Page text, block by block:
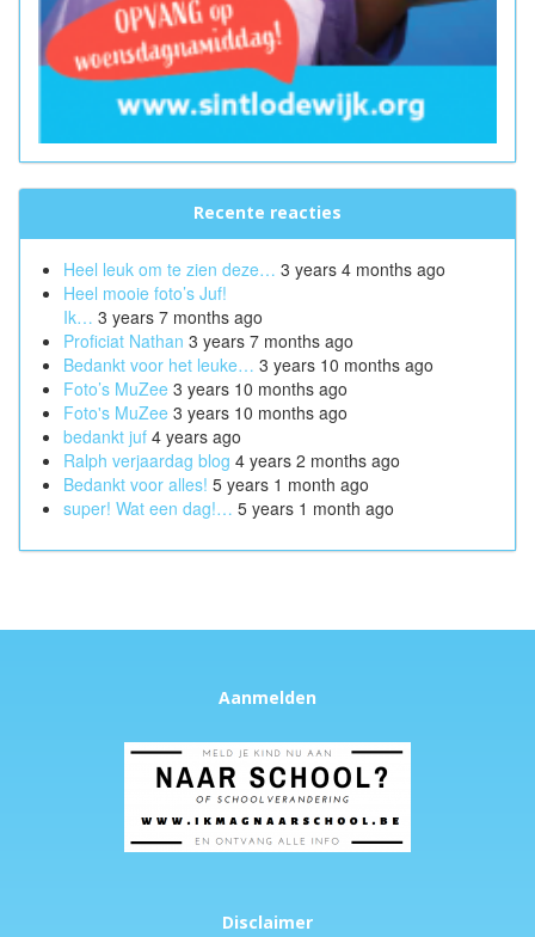
Recente reacties
Heel leuk om te zien deze… 3 years 4 months ago
Heel mooie foto’s Juf!
Ik… 3 years 7 months ago
Proficiat Nathan 3 years 7 months ago
Bedankt voor het leuke… 3 years 10 months ago
Foto’s MuZee 3 years 10 months ago
Foto's MuZee 3 years 10 months ago
bedankt juf 4 years ago
Ralph verjaardag blog 4 years 2 months ago
Bedankt voor alles! 5 years 1 month ago
super! Wat een dag!… 5 years 1 month ago
Aanmelden
Disclaimer